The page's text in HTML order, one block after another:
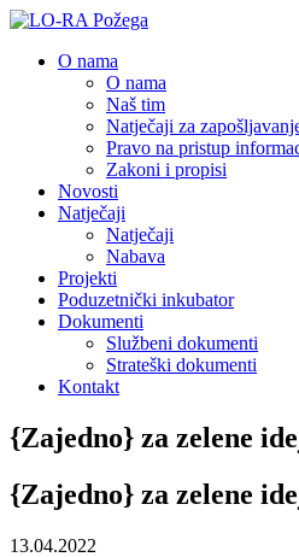
O nama
O nama
Naš tim
Natječaji za
Pravo na pristup
Zakoni i propisi
Novosti
Natječaji
Natječaji
Nabava
Projekti
Poduzetnički inkubator
Dokumenti
Službeni dokumenti
Strateški dokumenti
Kontakt
{Zajedno} za zelene
{Zajedno} za zelene
13.04.2022